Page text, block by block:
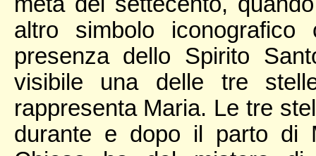
altro simbolo
presenza dello Spirito
visibile una delle tre
rappresenta Maria. Le tre
durante e dopo il parto di